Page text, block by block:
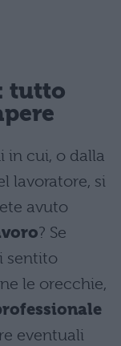
tutto
in cui, o dalla
lavoratore, si
avuto
? Se
sentito
le orecchie,
eventuali